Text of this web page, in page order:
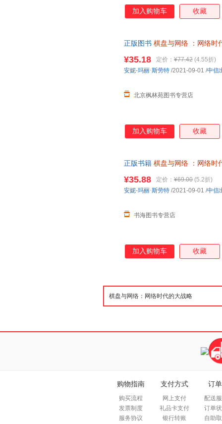
加入购物车 收藏
正版图书 棋盘与网络
：网络时
定价！商品图片仅供参考，以
格）
¥35.18 定价： ¥77.42 (4.55折)
北京枫林苑图书专营店
安妮-玛丽·斯劳特 /2021-09-01 /中信
加入购物车 收藏
正版书籍 棋盘与网络
：网络时
¥35.88 定价： ¥69.00 (5.2折)
书海图书专营店
安妮-玛丽·斯劳特 /2021-09-01 /中信
加入购物车 收藏
购物指南
购买流程
发票制度
服务协议
支付方式
网上支付
礼品卡支付
银行转账
订
配送
订单
自助